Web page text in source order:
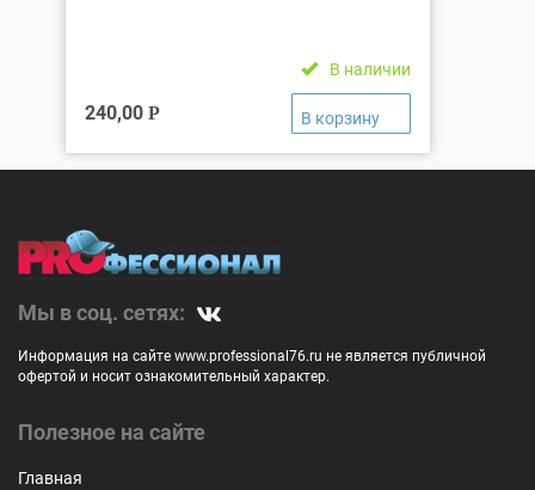
В наличии
240,00 Р
Мы в соц. сетях:
Информация на сайте www.professional76.ru не является публичной
офертой и носит ознакомительный характер.
Полезное на сайте
Главная